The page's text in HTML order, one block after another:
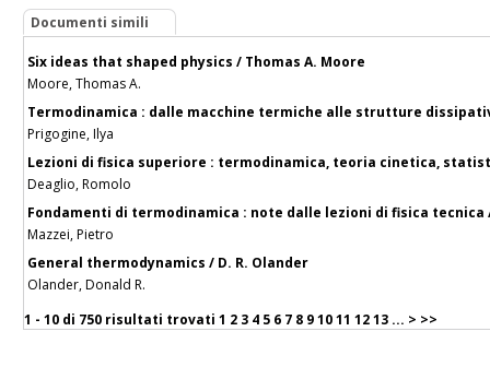
Documenti simili
Six ideas that shaped physics / Thomas A. Moore
Moore, Thomas A.
Termodinamica : dalle macchine termiche alle strutture
Prigogine, Ilya
Lezioni di fisica superiore : termodinamica, teoria cinetica,
Deaglio, Romolo
Fondamenti di termodinamica : note dalle lezioni di fisica tecnica
Mazzei, Pietro
General thermodynamics / D. R. Olander
Olander, Donald R.
1 - 10 di 750 risultati trovati 1 2 3 4 5 6 7 8 91011 1213 ... > >>